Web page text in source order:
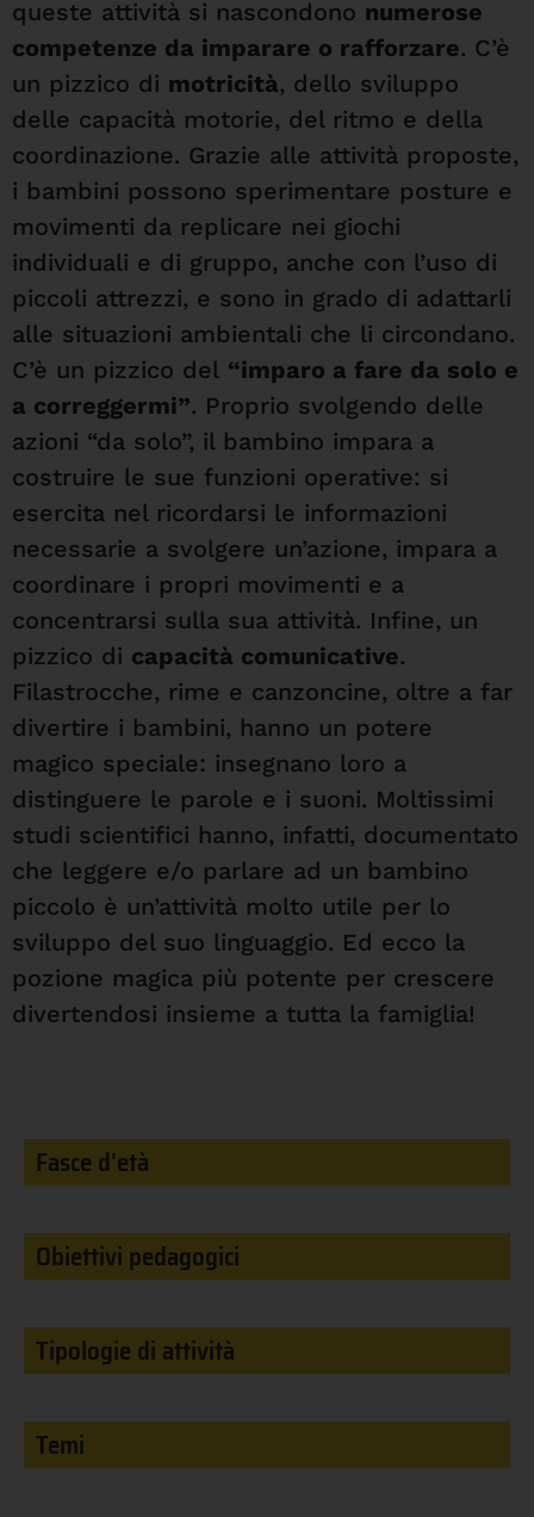
queste attività si nascondono numerose
competenze da imparare o rafforzare. C’è
un pizzico di motricità, dello sviluppo
delle capacità motorie, del ritmo e della
coordinazione. Grazie alle attività proposte,
i bambini possono sperimentare posture e
movimenti da replicare nei giochi
individuali e di gruppo, anche con l’uso di
piccoli attrezzi, e sono in grado di adattarli
alle situazioni ambientali che li circondano.
C’è un pizzico del “imparo a fare da solo e
a correggermi”. Proprio svolgendo delle
azioni “da solo”, il bambino impara a
costruire le sue funzioni operative: si
esercita nel ricordarsi le informazioni
necessarie a svolgere un’azione, impara a
coordinare i propri movimenti e a
concentrarsi sulla sua attività. Infine, un
pizzico di capacità comunicative.
Filastrocche, rime e canzoncine, oltre a far
divertire i bambini, hanno un potere
magico speciale: insegnano loro a
distinguere le parole e i suoni. Moltissimi
studi scientifici hanno, infatti, documentato
che leggere e/o parlare ad un bambino
piccolo è un’attività molto utile per lo
sviluppo del suo linguaggio. Ed ecco la
pozione magica più potente per crescere
divertendosi insieme a tutta la famiglia!
Fasce d'età
Obiettivi pedagogici
Tipologie di attività
Temi